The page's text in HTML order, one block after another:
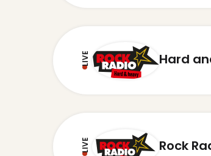
LIVE Hard
LIVE Rock